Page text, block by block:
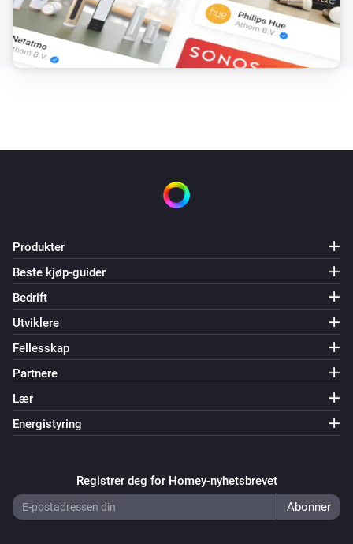
Produkter
Beste kjøp-guider
Bedrift
Utviklere
Fellesskap
Partnere
Lær
Energistyring
Registrer deg for Homey-nyhetsbrevet